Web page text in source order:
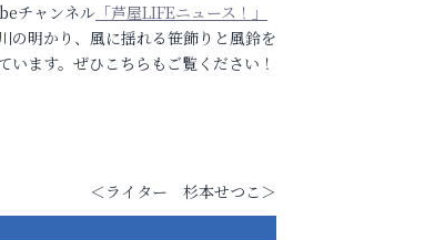
チャンネル 「芦屋LIFEニュース！」
の明かり、風に揺れる笹飾りと風鈴を
います。ぜひこちらもご覧ください！
＜ライター 杉本せつこ＞